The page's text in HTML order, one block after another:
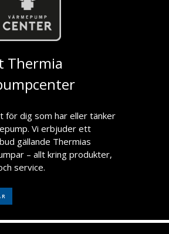
Thermia
för dig som har eller tänker
Vi erbjuder ett
gällande Thermias
– allt kring produkter,
service.